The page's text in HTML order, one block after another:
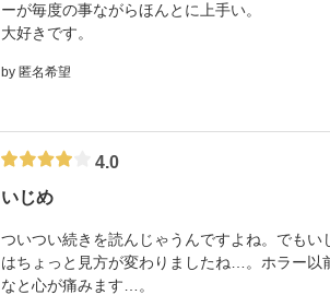
ーが毎度の事ながらほんとに上手い。
大好きです。
by 匿名希望
4.0
いじめ
ついつい続きを読んじゃうんですよね。でも
はちょっと見方が変わりましたね…。ホラー以
なと心が痛みます…。